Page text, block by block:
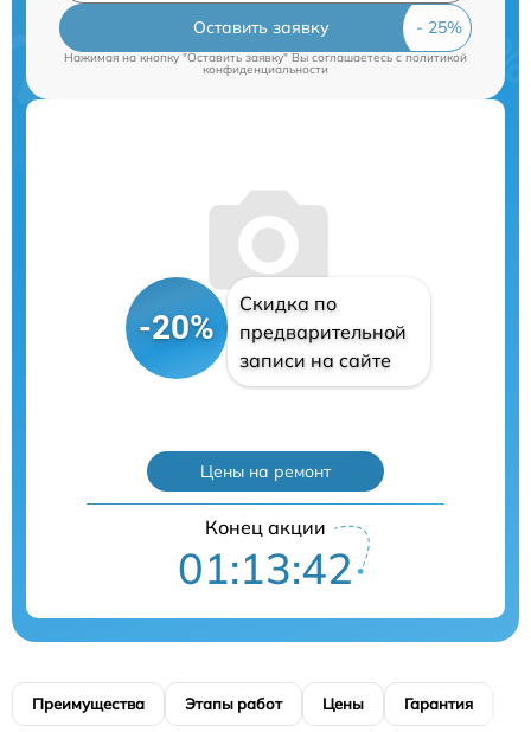
Оставить заявку
Нажимая на кнопку "Оставить заявку" Вы соглашаетесь c политикой
конфиденциальности
-20%
Скидка по
предварительной
записи на сайте
Цены на ремонт
Конец акции
01:13:41
Преимущества Этапы работ Цены Гарантия